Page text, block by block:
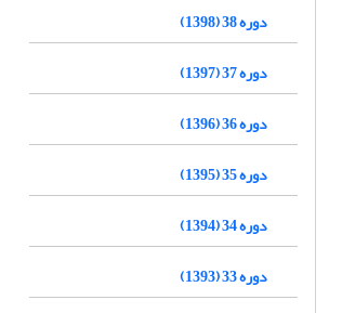
دوره 38 (1398)
دوره 37 (1397)
دوره 36 (1396)
دوره 35 (1395)
دوره 34 (1394)
دوره 33 (1393)